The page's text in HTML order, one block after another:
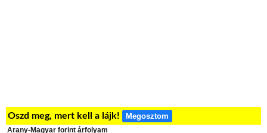
Oszd meg, mert kell a lájk! Megosztom